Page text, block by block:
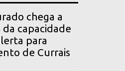
chega a
da capacidade
para
de Currais